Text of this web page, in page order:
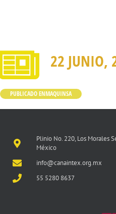
22 JUNIO,
PUBLICADO ENMAQUINSA
Plinio No. 220, Los Morales
México
info@canaintex.org.mx
55 5280 8637